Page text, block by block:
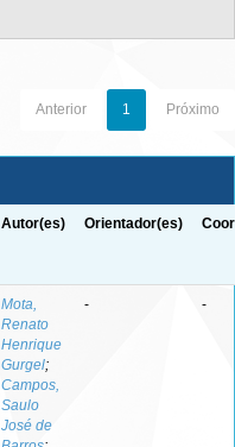
Anterior 1 Próximo
Autor(es) Orientador(es)
Mota,
Renato
Henrique
Gurgel;
Campos,
Saulo
José de
- -